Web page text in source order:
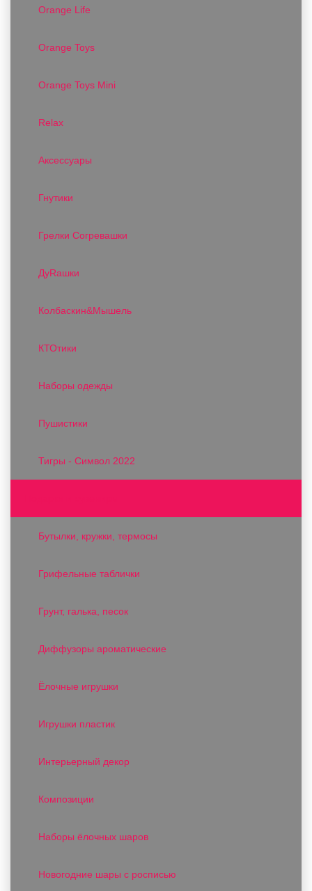
Orange Life
Orange Toys
Orange Toys Mini
Relax
Аксессуары
Гнутики
Грелки Согревашки
ДуRашки
Колбаскин&Мышель
КТОтики
Наборы одежды
Пушистики
Тигры - Символ 2022
Бутылки, кружки, термосы
Грифельные таблички
Грунт, галька, песок
Диффузоры ароматические
Ёлочные игрушки
Игрушки пластик
Интерьерный декор
Композиции
Наборы ёлочных шаров
Новогодние шары с росписью